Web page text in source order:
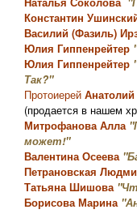
Константин
Василий (Фазиль)
Юлия Гиппенрейтер
Юлия Гиппенрейтер "
Так?"
Протоиерей
(продается в нашем
Митрофанова Алла
может!"
Валентина Осеева
Петрановская
Татьяна Шишова
Борисова Марина